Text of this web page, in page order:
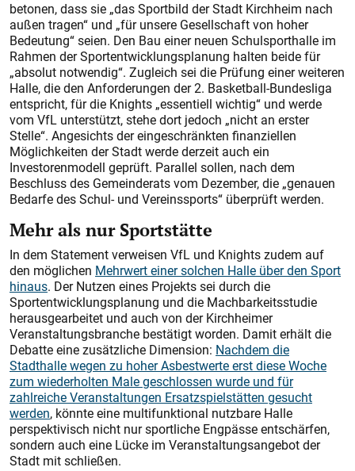
betonen, dass sie „das Sportbild der Stadt Kirchheim nach
außen tragen“ und „für unsere Gesellschaft von hoher
Bedeutung“ seien. Den Bau einer neuen Schulsporthalle im
Rahmen der Sportentwicklungsplanung halten beide für
„absolut notwendig“. Zugleich sei die Prüfung einer weiteren
Halle, die den Anforderungen der 2. Basketball-Bundesliga
entspricht, für die Knights „essentiell wichtig“ und werde
vom VfL unterstützt, stehe dort jedoch „nicht an erster
Stelle“. Angesichts der eingeschränkten finanziellen
Möglichkeiten der Stadt werde derzeit auch ein
Investorenmodell geprüft. Parallel sollen, nach dem
Beschluss des Gemeinderats vom Dezember, die „genauen
Bedarfe des Schul- und Vereinssports“ überprüft werden.
Mehr als nur Sportstätte
In dem Statement verweisen VfL und Knights zudem auf
den möglichen Mehrwert einer solchen Halle über den Sport
hinaus. Der Nutzen eines Projekts sei durch die
Sportentwicklungsplanung und die Machbarkeitsstudie
herausgearbeitet und auch von der Kirchheimer
Veranstaltungsbranche bestätigt worden. Damit erhält die
Debatte eine zusätzliche Dimension: Nachdem die
Stadthalle wegen zu hoher Asbestwerte erst diese Woche
zum wiederholten Male geschlossen wurde und für
zahlreiche Veranstaltungen Ersatzspielstätten gesucht
werden, könnte eine multifunktional nutzbare Halle
perspektivisch nicht nur sportliche Engpässe entschärfen,
sondern auch eine Lücke im Veranstaltungsangebot der
Stadt mit schließen.